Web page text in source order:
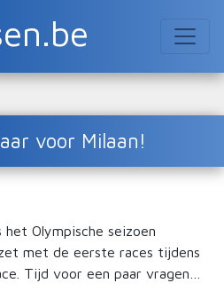
voor Milaan!
Olympische seizoen
met de eerste races tijdens
Tijd voor een paar vragen…